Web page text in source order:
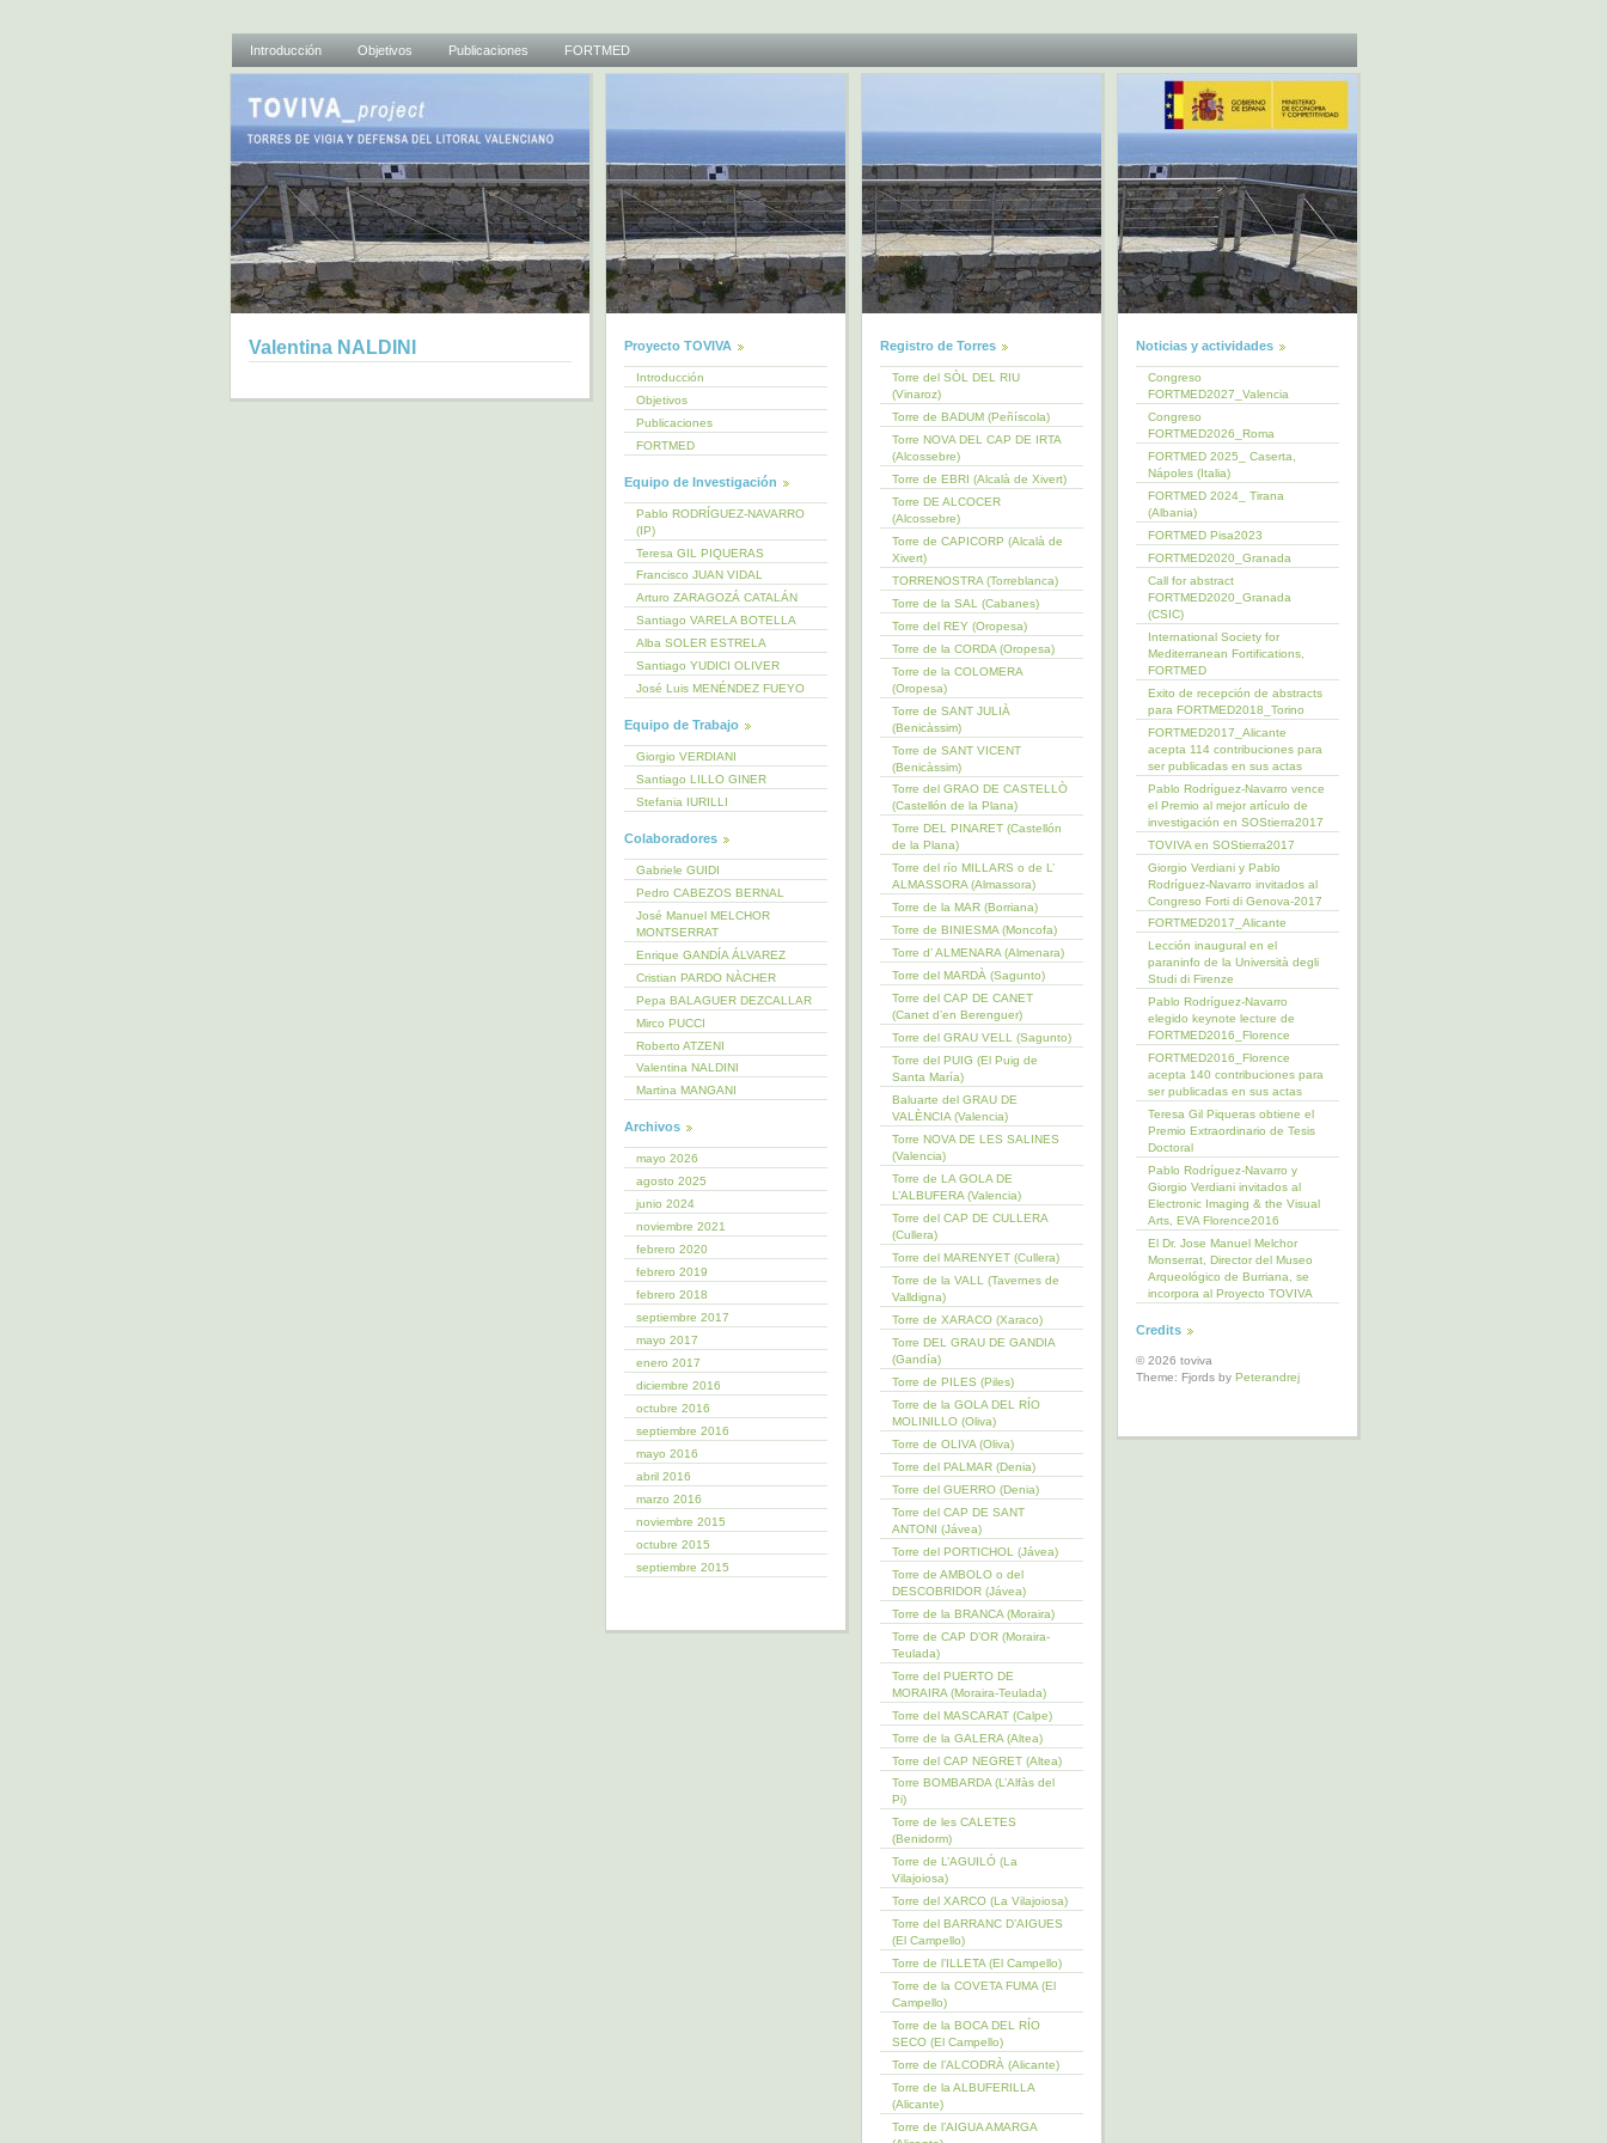
Introducción Objetivos Publicaciones FORTMED
Valentina NALDINI Proyecto TOVIVA
Introducción
Objetivos
Publicaciones
FORTMED
Equipo de Investigación
Pablo RODRÍGUEZ-NAVARRO
(IP)
Teresa GIL PIQUERAS
Francisco JUAN VIDAL
Arturo ZARAGOZÁ CATALÁN
Santiago VARELA BOTELLA
Alba SOLER ESTRELA
Santiago YUDICI OLIVER
José Luis MENÉNDEZ FUEYO
Equipo de Trabajo
Giorgio VERDIANI
Santiago LILLO GINER
Stefania IURILLI
Colaboradores
Gabriele GUIDI
Pedro CABEZOS BERNAL
José Manuel MELCHOR
MONTSERRAT
Enrique GANDÍA ÁLVAREZ
Cristian PARDO NÀCHER
Pepa BALAGUER DEZCALLAR
Mirco PUCCI
Roberto ATZENI
Valentina NALDINI
Martina MANGANI
Archivos
mayo 2026
agosto 2025
junio 2024
noviembre 2021
febrero 2020
febrero 2019
febrero 2018
septiembre 2017
mayo 2017
enero 2017
diciembre 2016
octubre 2016
septiembre 2016
mayo 2016
abril 2016
marzo 2016
noviembre 2015
octubre 2015
septiembre 2015
Registro de Torres
Torre del SÒL DEL RIU
(Vinaroz)
Torre de BADUM (Peñíscola)
Torre NOVA DEL CAP DE IRTA
(Alcossebre)
Torre de EBRI (Alcalà de Xivert)
Torre DE ALCOCER
(Alcossebre)
Torre de CAPICORP (Alcalà de
Xivert)
TORRENOSTRA (Torreblanca)
Torre de la SAL (Cabanes)
Torre del REY (Oropesa)
Torre de la CORDA (Oropesa)
Torre de la COLOMERA
(Oropesa)
Torre de SANT JULIÀ
(Benicàssim)
Torre de SANT VICENT
(Benicàssim)
Torre del GRAO DE CASTELLÒ
(Castellón de la Plana)
Torre DEL PINARET (Castellón
de la Plana)
Torre del río MILLARS o de L’
ALMASSORA (Almassora)
Torre de la MAR (Borriana)
Torre de BINIESMA (Moncofa)
Torre d’ ALMENARA (Almenara)
Torre del MARDÀ (Sagunto)
Torre del CAP DE CANET
(Canet d’en Berenguer)
Torre del GRAU VELL (Sagunto)
Torre del PUIG (El Puig de
Santa María)
Baluarte del GRAU DE
VALÈNCIA (Valencia)
Torre NOVA DE LES SALINES
(Valencia)
Torre de LA GOLA DE
L’ALBUFERA (Valencia)
Torre del CAP DE CULLERA
(Cullera)
Torre del MARENYET (Cullera)
Torre de la VALL (Tavernes de
Valldigna)
Torre de XARACO (Xaraco)
Torre DEL GRAU DE GANDIA
(Gandía)
Torre de PILES (Piles)
Torre de la GOLA DEL RÍO
MOLINILLO (Oliva)
Torre de OLIVA (Oliva)
Torre del PALMAR (Denia)
Torre del GUERRO (Denia)
Torre del CAP DE SANT
ANTONI (Jávea)
Torre del PORTICHOL (Jávea)
Torre de AMBOLO o del
DESCOBRIDOR (Jávea)
Torre de la BRANCA (Moraira)
Torre de CAP D’OR (Moraira-
Teulada)
Torre del PUERTO DE
MORAIRA (Moraira-Teulada)
Torre del MASCARAT (Calpe)
Torre de la GALERA (Altea)
Torre del CAP NEGRET (Altea)
Torre BOMBARDA (L’Alfàs del
Pi)
Torre de les CALETES
(Benidorm)
Torre de L’AGUILÓ (La
Vilajoiosa)
Torre del XARCO (La Vilajoiosa)
Torre del BARRANC D’AIGUES
(El Campello)
Torre de l’ILLETA (El Campello)
Torre de la COVETA FUMA (El
Campello)
Torre de la BOCA DEL RÍO
SECO (El Campello)
Torre de l’ALCODRÀ (Alicante)
Torre de la ALBUFERILLA
(Alicante)
Torre de l’AIGUA AMARGA
Noticias y actividades
Congreso
FORTMED2027_Valencia
Congreso
FORTMED2026_Roma
FORTMED 2025_ Caserta,
Nápoles (Italia)
FORTMED 2024_ Tirana
(Albania)
FORTMED Pisa2023
FORTMED2020_Granada
Call for abstract
FORTMED2020_Granada
(CSIC)
International Society for
Mediterranean Fortifications,
FORTMED
Exito de recepción de abstracts
para FORTMED2018_Torino
FORTMED2017_Alicante
acepta 114 contribuciones para
ser publicadas en sus actas
Pablo Rodríguez-Navarro vence
el Premio al mejor artículo de
investigación en SOStierra2017
TOVIVA en SOStierra2017
Giorgio Verdiani y Pablo
Rodríguez-Navarro invitados al
Congreso Forti di Genova-2017
FORTMED2017_Alicante
Lección inaugural en el
paraninfo de la Università degli
Studi di Firenze
Pablo Rodríguez-Navarro
elegido keynote lecture de
FORTMED2016_Florence
FORTMED2016_Florence
acepta 140 contribuciones para
ser publicadas en sus actas
Teresa Gil Piqueras obtiene el
Premio Extraordinario de Tesis
Doctoral
Pablo Rodríguez-Navarro y
Giorgio Verdiani invitados al
Electronic Imaging & the Visual
Arts, EVA Florence2016
El Dr. Jose Manuel Melchor
Monserrat, Director del Museo
Arqueológico de Burriana, se
incorpora al Proyecto TOVIVA
Credits
© 2026 toviva
Theme: Fjords by Peterandrej